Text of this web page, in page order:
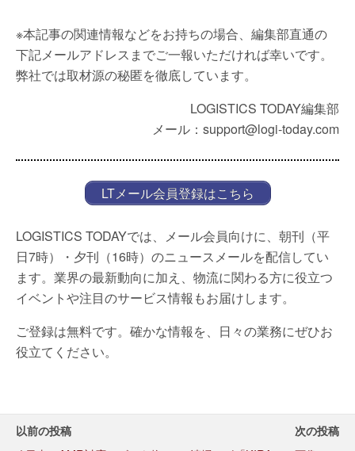
※本記事の関連情報などをお持ちの場合、編集部直通の
下記メールアドレスまでご一報いただければ幸いです。
弊社では取材源の秘匿を徹底しています。
LOGISTICS TODAY編集部
メール：support@logi-today.com
LTメール会員登録はこちら
LOGISTICS TODAYでは、メール会員向けに、朝刊（平
日7時）・夕刊（16時）のニュースメールを配信してい
ます。業界の最新動向に加え、物流に関わる方に役立つ
イベントや注目のサービス情報もお届けします。
ご登録は無料です。確かな情報を、日々の業務にぜひお
役立てください。
以前の投稿 次の投稿